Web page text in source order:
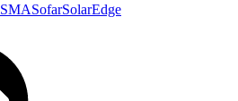
SMASofarSolarEdge